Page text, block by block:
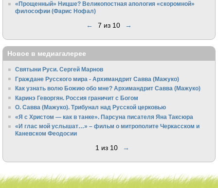
«Прощенный» Ницше? Великопостная апология «скоромной»
философии (Фарис Нофал)
← 7 из 10 →
Новое в медиагалерее
Святыни Руси. Сергей Марнов
Граждане Русского мира - Архимандрит Савва (Мажуко)
Как узнать волю Божию обо мне? Архимандрит Савва (Мажуко)
Каринэ Геворгян. Россия граничит с Богом
О. Савва (Мажуко). Трибунал над Русской церковью
«Я с Христом — как в танке». Парсуна писателя Яна Таксюра
«И глас мой услышат…» – фильм о митрополите Черкасском и
Каневском Феодосии
1 из 10 →